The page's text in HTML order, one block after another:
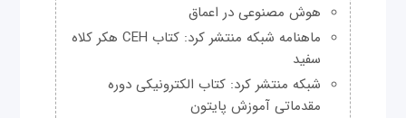
هوش مصنوعی در اعماق
ماهنامه شبکه منتشر کرد: کتاب CEH هکر کلاه
سفید
شبکه منتشر کرد: کتاب الکترونیکی دوره
مقدماتی آموزش پایتون